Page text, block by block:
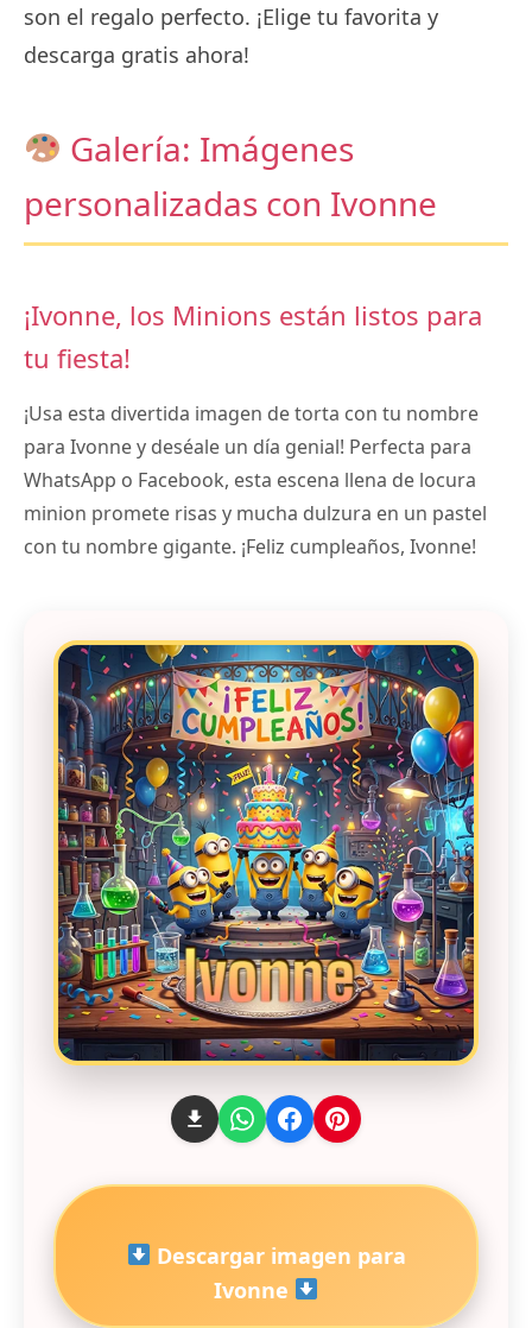
son el regalo perfecto. ¡Elige tu favorita y
descarga gratis ahora!
Galería: Imágenes
personalizadas con Ivonne
¡Ivonne, los Minions están listos para
tu fiesta!
¡Usa esta divertida imagen de torta con tu nombre
para Ivonne y deséale un día genial! Perfecta para
WhatsApp o Facebook, esta escena llena de locura
minion promete risas y mucha dulzura en un pastel
con tu nombre gigante. ¡Feliz cumpleaños, Ivonne!
Descargar imagen para
Ivonne